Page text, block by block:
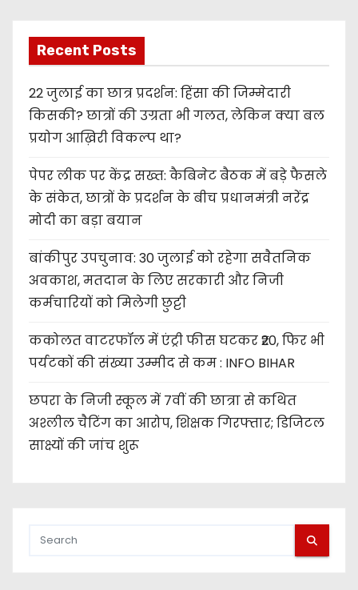
Recent Posts
22 जुलाई का छात्र प्रदर्शन: हिंसा की जिम्मेदारी
किसकी? छात्रों की उग्रता भी गलत, लेकिन क्या बल
प्रयोग आख़िरी विकल्प था?
पेपर लीक पर केंद्र सख्त: कैबिनेट बैठक में बड़े फैसले
के संकेत, छात्रों के प्रदर्शन के बीच प्रधानमंत्री नरेंद्र
मोदी का बड़ा बयान
बांकीपुर उपचुनाव: 30 जुलाई को रहेगा सवैतनिक
अवकाश, मतदान के लिए सरकारी और निजी
कर्मचारियों को मिलेगी छुट्टी
ककोलत वाटरफॉल में एंट्री फीस घटकर ₹20, फिर भी
पर्यटकों की संख्या उम्मीद से कम : INFO BIHAR
छपरा के निजी स्कूल में 7वीं की छात्रा से कथित
अश्लील चैटिंग का आरोप, शिक्षक गिरफ्तार; डिजिटल
साक्ष्यों की जांच शुरू